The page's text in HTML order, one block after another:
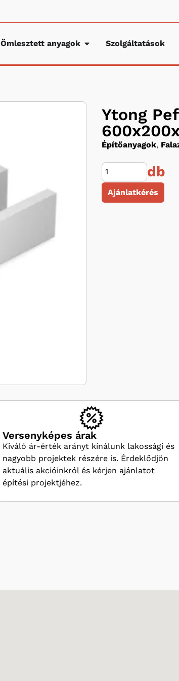
Ömlesztett anyagok Szolgáltatások
Ytong
Építőanyagok,
db
Ajánlatkérés
Versenyképes árak
Kiváló ár-érték arányt kínálunk lakossági és
nagyobb projektek részére is. Érdeklődjön
aktuális akcióinkról és kérjen ajánlatot
építési projektjéhez.